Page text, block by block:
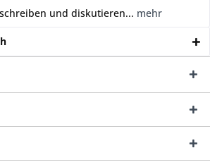
und diskutieren... mehr